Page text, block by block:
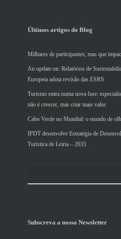
Últimos artigos do Blog
Milhares de participantes, mas que
An update on: Relatórios de
Europeia adota revisão das ESRS
Turismo entra numa nova fase:
não é crescer, mas criar mais valor
Cabo Verde no Mundial: o mundo de
IPDT desenvolve Estratégia de
Turística de Leiria – 2035
Subscreva a nossa Newsletter